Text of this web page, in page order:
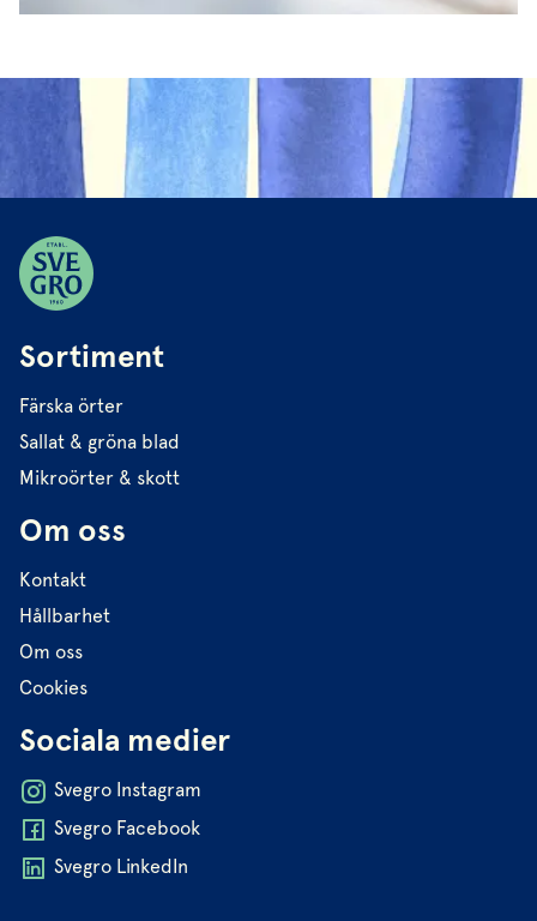
Sortiment
Färska örter
Sallat & gröna blad
Mikroörter & skott
Om oss
Kontakt
Hållbarhet
Om oss
Cookies
Sociala medier
Svegro Instagram
Svegro Facebook
Svegro LinkedIn